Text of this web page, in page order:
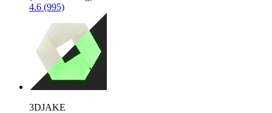
4.6 (995)
3DJAKE